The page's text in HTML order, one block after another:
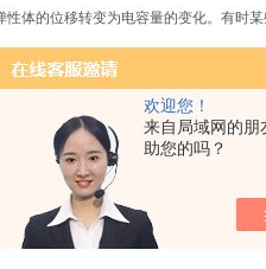
欢迎您！
来自局域网的朋
助您的吗？
性体的位移转变为电容量的变化。有时
换为电信号，为进一步传输、处理、显
出提供能量。一般称重传感器均需外链
于他输出的能量较大，故不需要辅助电